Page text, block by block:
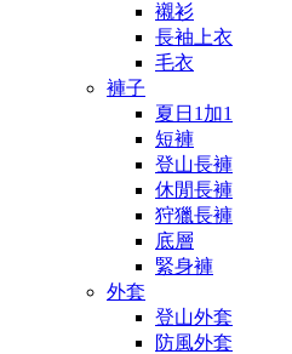
襯衫
長袖上衣
毛衣
褲子
夏日1加1
短褲
登山長褲
休閒長褲
狩獵長褲
底層
緊身褲
外套
登山外套
防風外套